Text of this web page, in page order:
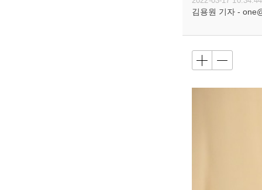
김용원 기자 -